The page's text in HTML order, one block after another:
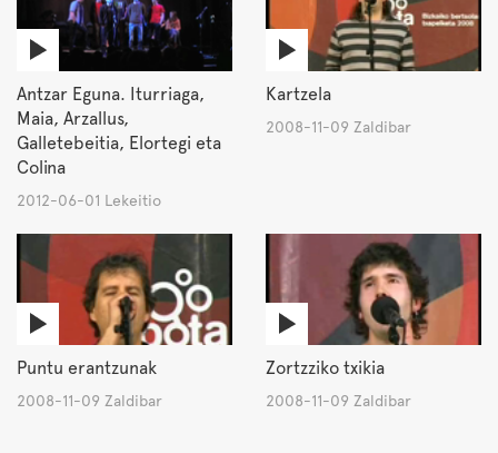
Antzar Eguna. Iturriaga,
Maia, Arzallus,
Galletebeitia, Elortegi eta
Colina
2012-06-01 Lekeitio
Kartzela
2008-11-09 Zaldibar
Puntu erantzunak
2008-11-09 Zaldibar
Zortzziko txikia
2008-11-09 Zaldibar